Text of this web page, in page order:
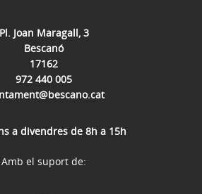
Pl. Joan Maragall, 3
Bescanó
17162
972 440 005
a divendres de 8h a 15h
Amb el suport de: